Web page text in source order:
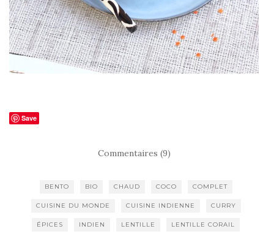
Save
Commentaires (9)
BENTO BIO CHAUD COCO COMPLET
CUISINE DU MONDE CUISINE INDIENNE CURRY
ÉPICES INDIEN LENTILLE LENTILLE CORAIL